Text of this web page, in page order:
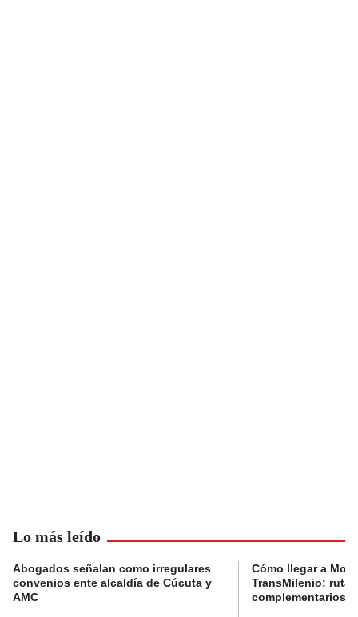
Lo más leído
Abogados señalan como irregulares
convenios ente alcaldía de Cúcuta y
AMC
Cómo llegar a
TransMilenio:
complementarios